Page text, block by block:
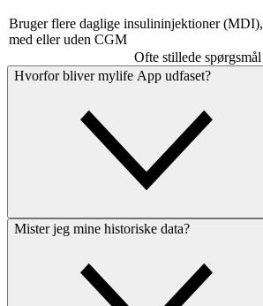
Bruger flere daglige insulininjektioner (MDI),
med eller uden CGM
Ofte stillede spørgsmål
Hvorfor bliver mylife App udfaset?
Mister jeg mine historiske data?